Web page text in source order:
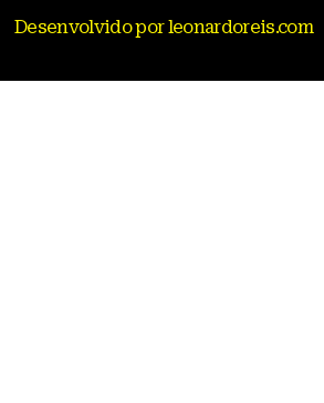
Desenvolvido por leonardoreis.com